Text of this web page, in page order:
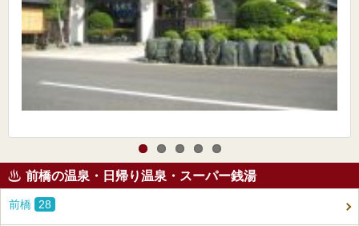
前橋の温泉・日帰り温泉・スーパー銭湯
前橋 28